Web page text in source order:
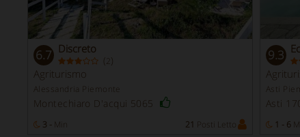
6.7 Discreto
(2 )
Agriturismo
Alessandria Piemonte
Montechiaro D'acqui 5065
3 - Min 21 Posti Letto
9.3
Asti
Asti
1 - 6